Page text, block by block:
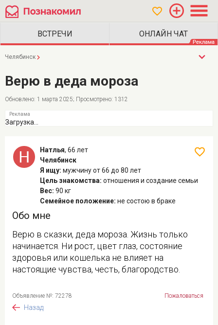
Челябинск
Верю в деда мороза
Обновлено: 1 марта 2025; Просмотрено: 1312
Загрузка...
Натлья, 66 лет
Челябинск
Я ищу: мужчинуот 66 до 80 лет
Цель знакомства: отношения и создание семьи
Вес: 90 кг
Семейное положение: не состою в браке
Обо мне
Верю в сказки, деда мороза. Жизнь только
начинается. Ни рост, цвет глаз, состояние
здоровья или кошелька не влияет на
настоящие чувства, честь, благородство.
Объявление №: 72278 Пожаловаться
Назад